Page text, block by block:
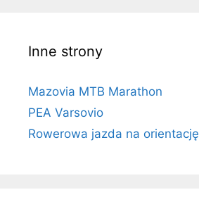
Inne strony
Mazovia MTB Marathon
PEA Varsovio
Rowerowa jazda na orientację